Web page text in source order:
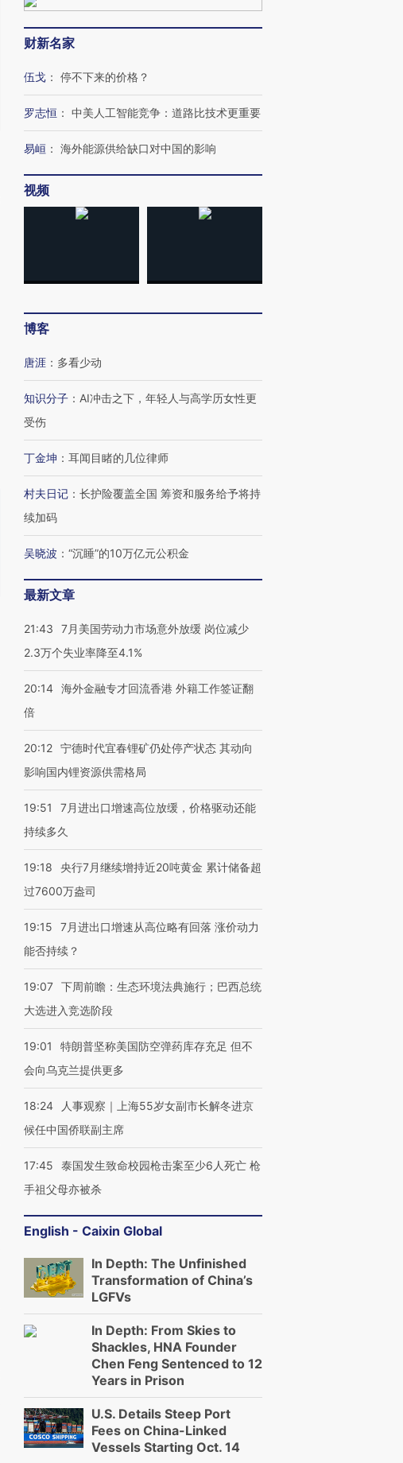
财新名家
伍戈 ： 停不下来的价格？
罗志恒 ： 中美人工智能竞争：道路比技术更重要
易峘 ： 海外能源供给缺口对中国的影响
视频
博客
唐涯 ： 多看少动
知识分子 ： AI冲击之下，年轻人与高学历女性更
受伤
丁金坤 ： 耳闻目睹的几位律师
村夫日记 ： 长护险覆盖全国 筹资和服务给予将持
续加码
吴晓波 ： “沉睡”的10万亿元公积金
最新文章
21:43
7月美国劳动力市场意外放缓 岗位减少
2.3万个失业率降至4.1%
20:14 海外金融专才回流香港 外籍工作签证翻
倍
20:12 宁德时代宜春锂矿仍处停产状态 其动向
影响国内锂资源供需格局
19:51
7月进出口增速高位放缓，价格驱动还能
持续多久
19:18
央行7月继续增持近20吨黄金 累计储备超
过7600万盎司
19:15
7月进出口增速从高位略有回落 涨价动力
能否持续？
19:07 下周前瞻：生态环境法典施行；巴西总统
大选进入竞选阶段
19:01
特朗普坚称美国防空弹药库存充足 但不
会向乌克兰提供更多
18:24
人事观察｜上海55岁女副市长解冬进京
候任中国侨联副主席
17:45
泰国发生致命校园枪击案至少6人死亡 枪
手祖父母亦被杀
English - Caixin Global
In Depth: The Unfinished
Transformation of China’s
LGFVs
In Depth: From Skies to
Shackles, HNA Founder
Chen Feng Sentenced to 12
Years in Prison
U.S. Details Steep Port
Fees on China-Linked
Vessels Starting Oct. 14